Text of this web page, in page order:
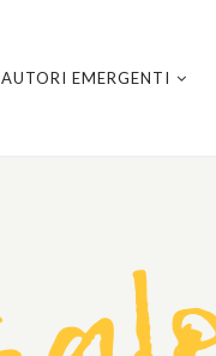
AUTORI EMERGENTI